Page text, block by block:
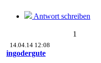
Antwort schreiben
1
14.04.14 12:08
ingodergute